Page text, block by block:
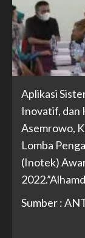
Aplikasi
Inovatif, dan
Asemrowo,
Lomba
(Inotek)
Sumber :